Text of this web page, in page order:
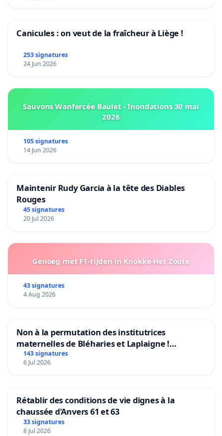
Canicules : on veut de la fraîcheur à Liège !
253 signatures
24 Jun 2026
Sauvons Wanfercée Baulet - Inondations 30 mai
2026
105 signatures
14 Jun 2026
Maintenir Rudy Garcia à la tête des Diables
Rouges
45 signatures
20 Jul 2026
Genoeg met F1-rijden in Knokke-Het Zoute
43 signatures
4 Aug 2026
Non à la permutation des institutrices
maternelles de Bléharies et Laplaigne !
Préservons la stabilité de nos enfants.
143 signatures
6 Jul 2026
Rétablir des conditions de vie dignes à la
chaussée d'Anvers 61 et 63
33 signatures
8 Jul 2026